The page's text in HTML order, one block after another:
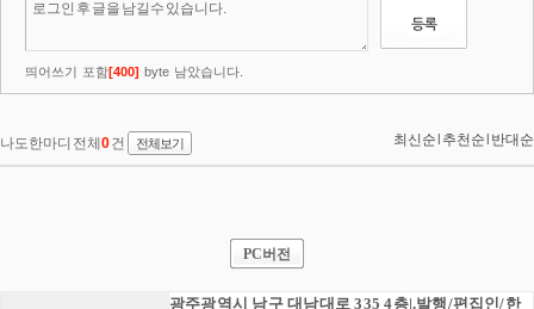
PC버전
광주광역시 남구 대남대로 335 4층|.발행/편집인/한